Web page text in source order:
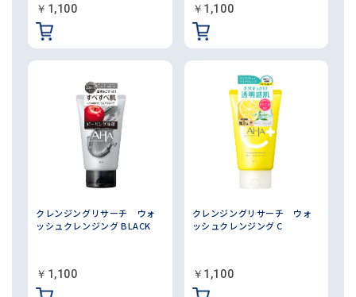
￥1,100 ￥1,100
クレンジングリサーチ ウォ
ッシュクレンジング BLACK
￥1,100
クレンジングリサーチ ウォ
ッシュクレンジング C
￥1,100